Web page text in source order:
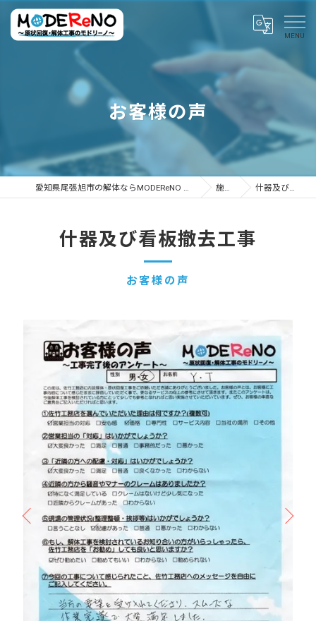
お客様の声
愛知県尾張旭市の解体ならMODEReNO ～原状回復・解体工事のモドリーノ～ 施工事例 什器及び看板撤去工事
お客様の声
什器及び看板撤去工事